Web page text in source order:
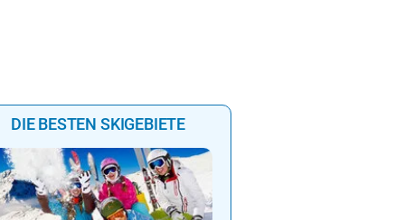
0% 0% 0% 0% 0%
DIE BESTEN SKIGEBIETE